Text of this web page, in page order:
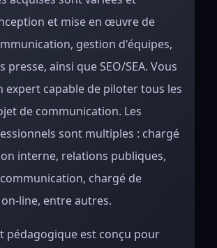
et mise en œuvre de
gestion d'équipes,
ainsi que SEO/SEA. Vous
expert capable de piloter tous les
de communication. Les
sont multiples : chargé
interne, relations publiques,
chargé de
line, entre autres.
pédagogique est conçu pour